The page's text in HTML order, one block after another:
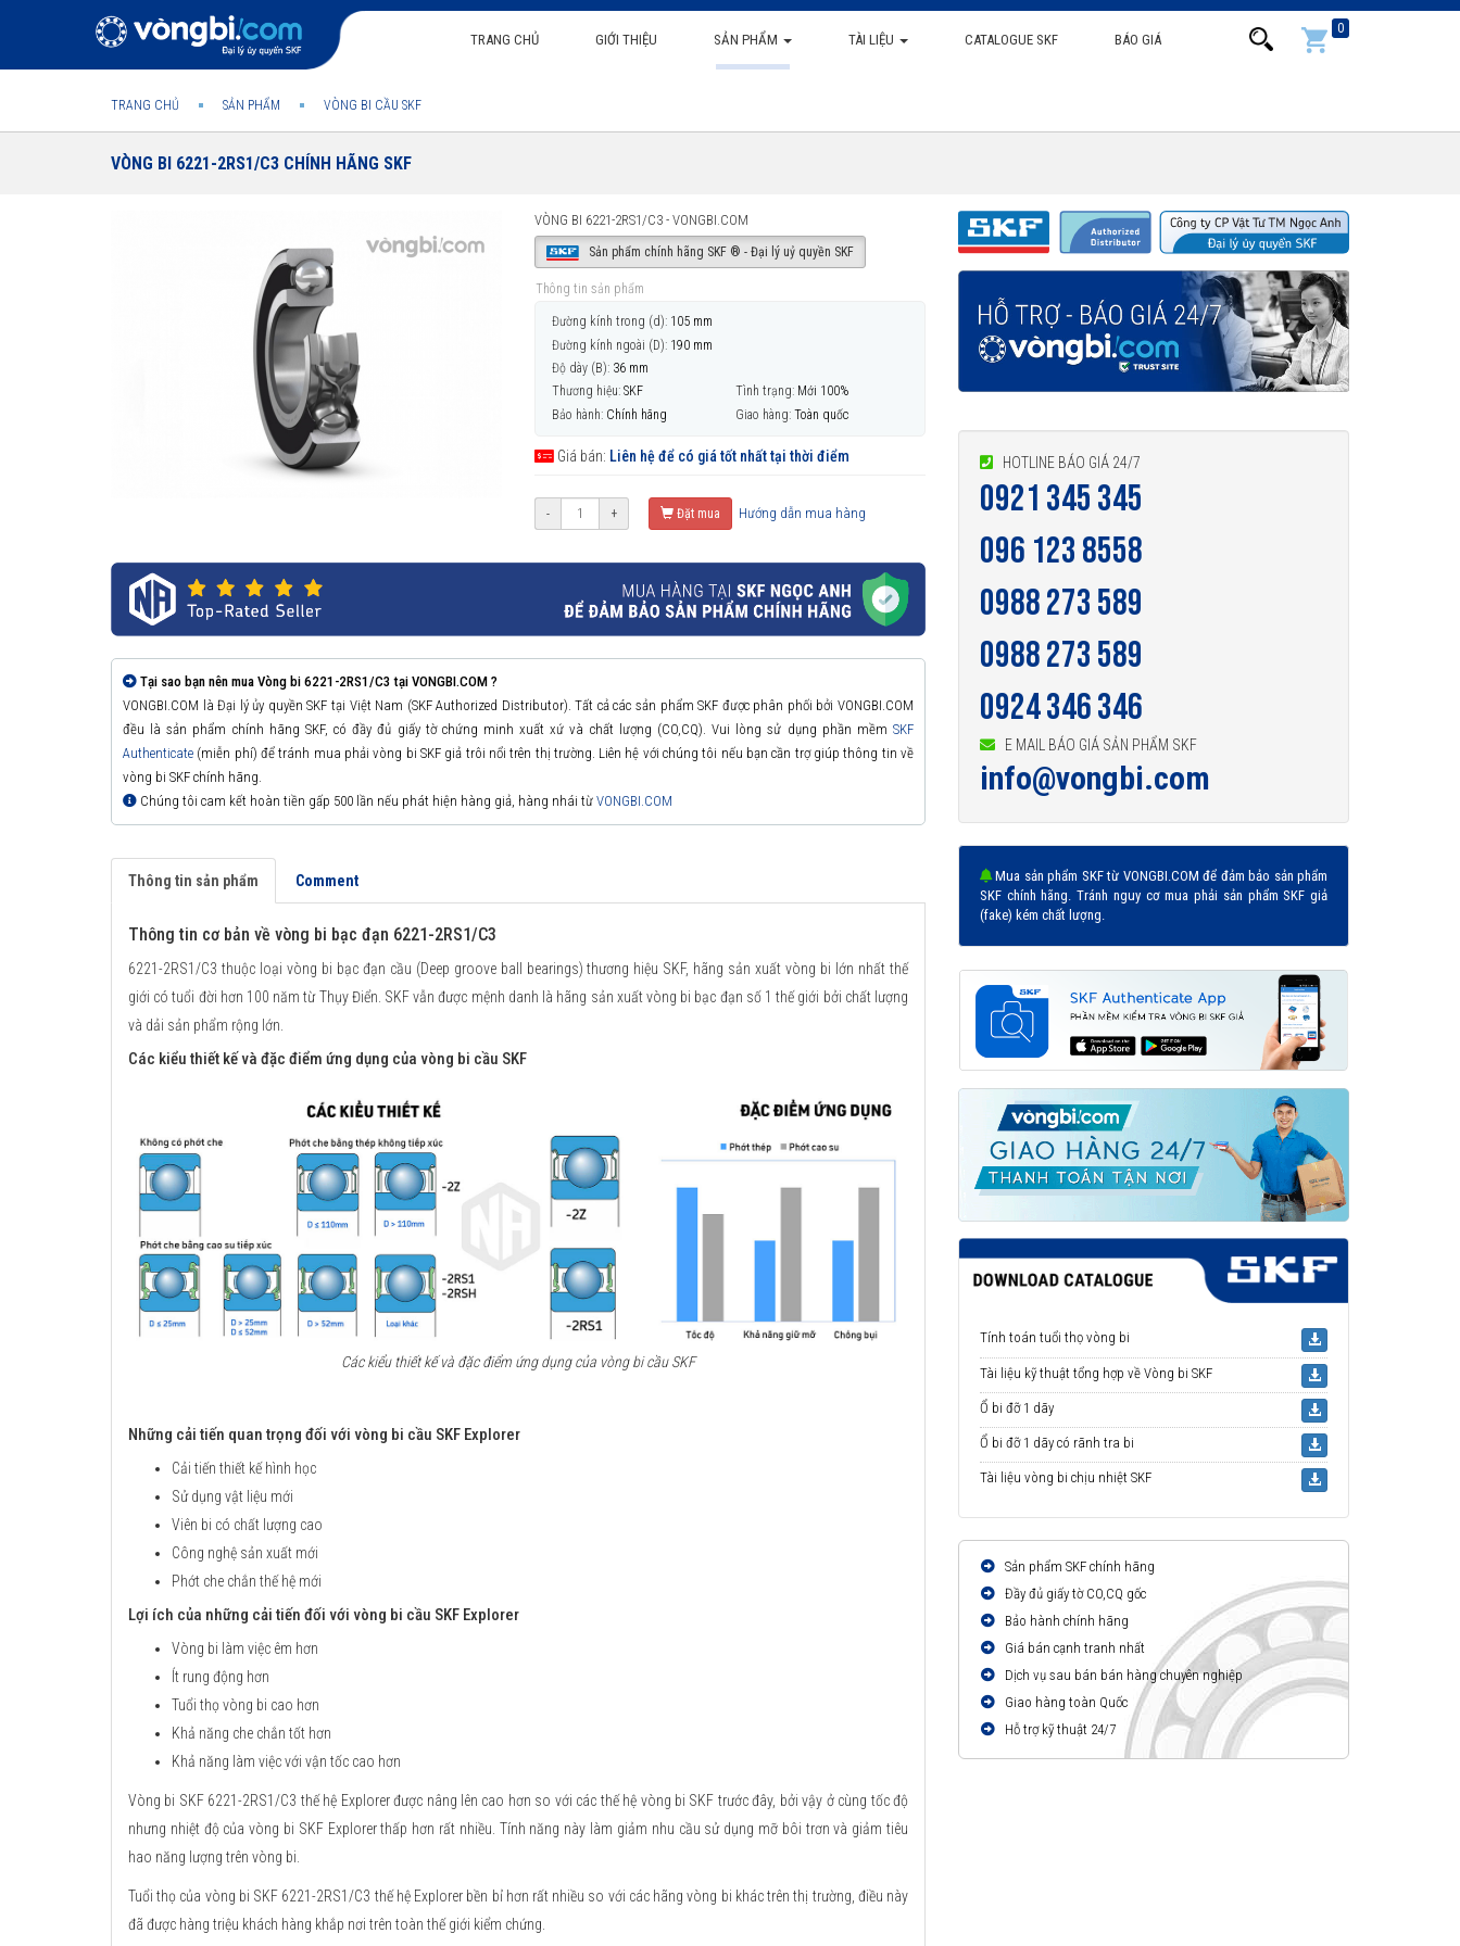
TRANG CHỦ GIỚI THIỆU SẢN PHẨM TÀI LIỆU CATALOGUE SKF BÁO GIÁ
0
TRANG CHỦ SẢN PHẨM VÒNG BI CẦU SKF
VÒNG BI 6221-2RS1/C3 CHÍNH HÃNG SKF
VÒNG BI 6221-2RS1/C3 - VONGBI.COM
Sản phẩm chính hãng SKF ® - Đại lý uỷ quyền SKF
Thông tin sản phẩm
Đường kính trong (d): 105 mm
Đường kính ngoài (D): 190 mm
Độ dày (B): 36 mm
Thương hiệu: SKF Tình trạng: Mới 100%
Bảo hành: Chính hãng Giao hàng: Toàn quốc
Giá bán: Liên hệ để có giá tốt nhất tại thời điểm
- + Đặt mua Hướng dẫn mua hàng
Tại sao bạn nên mua Vòng bi 6221-2RS1/C3 tại VONGBI.COM ?
VONGBI.COM là Đại lý ủy quyền SKF tại Việt Nam (SKF Authorized Distributor). Tất cả các sản phẩm SKF được phân phối bởi VONGBI.COM
đều là sản phẩm chính hãng SKF, có đầy đủ giấy tờ chứng minh xuất xứ và chất lượng (CO,CQ). Vui lòng sử dụng phần mềm SKF
Authenticate (miễn phí) để tránh mua phải vòng bi SKF giả trôi nổi trên thị trường. Liên hệ với chúng tôi nếu bạn cần trợ giúp thông tin về
vòng bi SKF chính hãng.
Chúng tôi cam kết hoàn tiền gấp 500 lần nếu phát hiện hàng giả, hàng nhái từ VONGBI.COM
Thông tin sản phẩm Comment
Thông tin cơ bản về vòng bi bạc đạn 6221-2RS1/C3
6221-2RS1/C3 thuộc loại vòng bi bạc đạn cầu (Deep groove ball bearings) thương hiệu SKF, hãng sản xuất vòng bi lớn nhất thế
giới có tuổi đời hơn 100 năm từ Thụy Điển. SKF vẫn được mệnh danh là hãng sản xuất vòng bi bạc đạn số 1 thế giới bởi chất lượng
và dải sản phẩm rộng lớn.
Các kiểu thiết kế và đặc điểm ứng dụng của vòng bi cầu SKF
Các kiểu thiết kế và đặc điểm ứng dụng của vòng bi cầu SKF
Những cải tiến quan trọng đối với vòng bi cầu SKF Explorer
Cải tiến thiết kế hình học
Sử dụng vật liệu mới
Viên bi có chất lượng cao
Công nghệ sản xuất mới
Phớt che chắn thế hệ mới
Lợi ích của những cải tiến đối với vòng bi cầu SKF Explorer
Vòng bi làm việc êm hơn
Ít rung động hơn
Tuổi thọ vòng bi cao hơn
Khả năng che chắn tốt hơn
Khả năng làm việc với vận tốc cao hơn
Vòng bi SKF 6221-2RS1/C3 thế hệ Explorer được nâng lên cao hơn so với các thế hệ vòng bi SKF trước đây, bởi vậy ở cùng tốc độ
nhưng nhiệt độ của vòng bi SKF Explorer thấp hơn rất nhiều. Tính năng này làm giảm nhu cầu sử dụng mỡ bôi trơn và giảm tiêu
hao năng lượng trên vòng bi.
Tuổi thọ của vòng bi SKF 6221-2RS1/C3 thế hệ Explorer bền bỉ hơn rất nhiều so với các hãng vòng bi khác trên thị trường, điều này
đã được hàng triệu khách hàng khắp nơi trên toàn thế giới kiểm chứng.
HOTLINE BÁO GIÁ 24/7
0921 345 345
096 123 8558
0988 273 589
0988 273 589
0924 346 346
E MAIL BÁO GIÁ SẢN PHẨM SKF
info@vongbi.com
Mua sản phẩm SKF từ VONGBI.COM để đảm bảo sản phẩm
SKF chính hãng. Tránh nguy cơ mua phải sản phẩm SKF giả
(fake) kém chất lượng.
Tính toán tuổi thọ vòng bi
Tài liệu kỹ thuật tổng hợp về Vòng bi SKF
Ổ bi đỡ 1 dãy
Ổ bi đỡ 1 dãy có rãnh tra bi
Tài liệu vòng bi chịu nhiệt SKF
Sản phẩm SKF chính hãng
Đầy đủ giấy tờ CO,CQ gốc
Bảo hành chính hãng
Giá bán cạnh tranh nhất
Dịch vụ sau bán bán hàng chuyên nghiệp
Giao hàng toàn Quốc
Hỗ trợ kỹ thuật 24/7